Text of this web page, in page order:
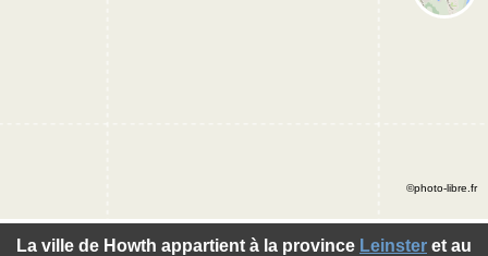
La ville de Howth appartient à la province Leinster et au
©photo-libre.fr